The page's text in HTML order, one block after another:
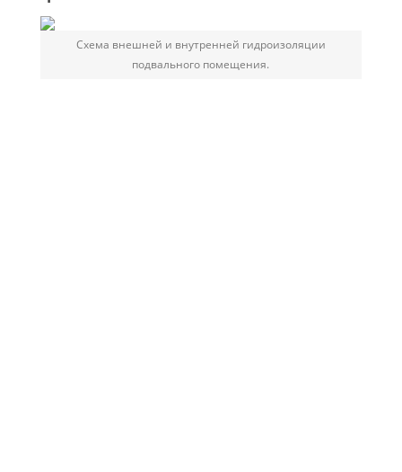
Схема внешней и внутренней гидроизоляции
подвального помещения.